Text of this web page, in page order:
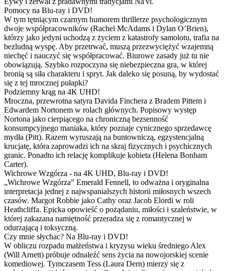
Pomocy na Blu-ray i DVD!
W tym tętniącym czarnym humorem thrillerze psychologicznym
dwoje współpracowników (Rachel McAdams i Dylan O’Brien),
którzy jako jedyni uchodzą z życiem z katastrofy samolotu, trafia na
bezludną wyspę. Aby przetrwać, muszą przezwyciężyć wzajemną
niechęć i nauczyć się współpracować. Biurowe zasady już tu nie
obowiązują. Szybko rozpoczyna się niebezpieczna gra, w której
bronią są siła charakteru i spryt. Jak daleko się posuną, by wydostać
się z tej mrocznej pułapki?
Podziemny krąg na 4K UHD!
Mroczna, przewrotna satyra Davida Finchera z Bradem Pittem i
Edwardem Nortonem w rolach głównych. Popisowy występ
Nortona jako cierpiącego na chroniczną bezsenność
konsumpcyjnego maniaka, który poznaje cynicznego sprzedawcę
mydła (Pitt). Razem wyruszają na buntowniczą, egzystencjalną
krucjatę, która zaprowadzi ich na skraj fizycznych i psychicznych
granic. Ponadto ich relację komplikuje kobieta (Helena Bonham
Carter).
Wichrowe Wzgórza - na 4K UHD, Blu-ray i DVD!
„Wichrowe Wzgórza” Emerald Fennell, to odważna i oryginalna
interpretacja jednej z najwspanialszych historii miłosnych wszech
czasów. Margot Robbie jako Cathy oraz Jacob Elordi w roli
Heathcliffa. Epicka opowieść o pożądaniu, miłości i szaleństwie, w
której zakazana namiętność przeradza się z romantycznej w
odurzającą i toksyczną.
Czy mnie słychac? Na Blu-ray i DVD!
W obliczu rozpadu małżeństwa i kryzysu wieku średniego Alex
(Will Arnett) próbuje odnaleźć sens życia na nowojorskiej scenie
komediowej. Tymczasem Tess (Laura Dern) mierzy się z